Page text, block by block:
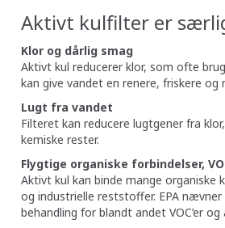
Aktivt kulfilter er
Klor og dårlig smag
Aktivt kul reducerer klor, som ofte
kan give vandet en renere, friskere og
Lugt fra vandet
Filteret kan reducere lugtgener fra
kemiske rester.
Flygtige organiske forbindelser,
Aktivt kul kan binde mange organiske
og industrielle reststoffer. EPA
behandling for blandt andet VOC’er